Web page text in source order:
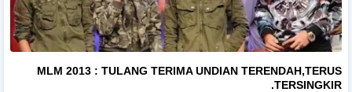
MLM 2013 : TULANG TERIMA UNDIAN TERENDAH,TERUS
TERSINGKIR.